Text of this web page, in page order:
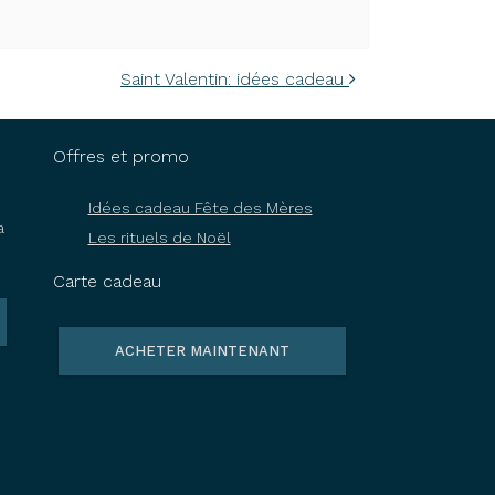
Saint Valentin: idées cadeau
Offres et promo
Idées cadeau Fête des Mères
Les rituels de Noël
Carte cadeau
ACHETER MAINTENANT